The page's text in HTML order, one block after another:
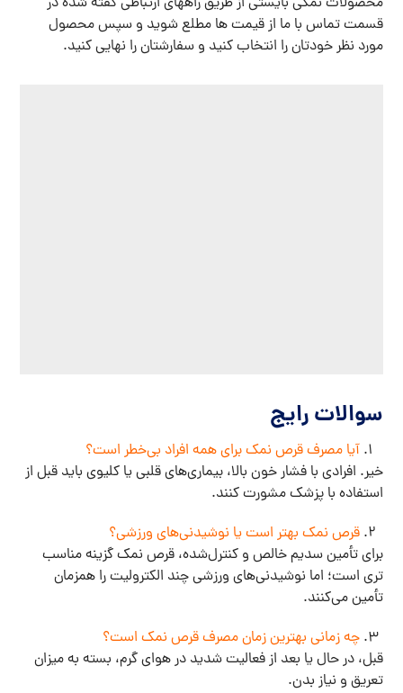
قسمت تماس با ما از قیمت ها مطلع شوید و سپس محصول
مورد نظر خودتان را انتخاب کنید و سفارشتان را نهایی کنید.
سوالات رایج
آیا مصرف قرص نمک برای همه افراد بی‌خطر است؟
خیر. افرادی با فشار خون بالا، بیماری‌های قلبی یا کلیوی باید قبل از
استفاده با پزشک مشورت کنند.
قرص نمک بهتر است یا نوشیدنی‌های ورزشی؟
برای تأمین سدیم خالص و کنترل‌شده، قرص نمک گزینه مناسب
تری است؛ اما نوشیدنی‌های ورزشی چند الکترولیت را همزمان
تأمین می‌کنند.
چه زمانی بهترین زمان مصرف قرص نمک است؟
قبل، در حال یا بعد از فعالیت شدید در هوای گرم، بسته به میزان
تعریق و نیاز بدن.